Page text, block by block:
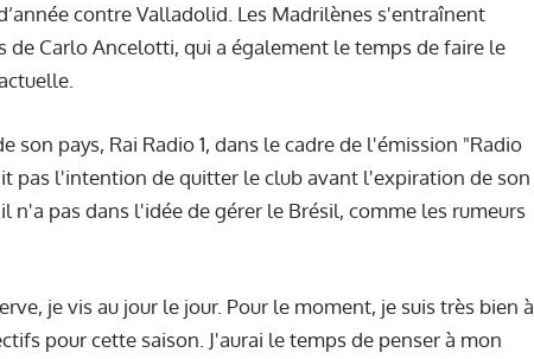
contre Valladolid. Les Madrilènes s'entraînent
de Carlo Ancelotti, qui a également le temps de faire le
son pays, Rai Radio 1, dans le cadre de l'émission "Radio
pas l'intention de quitter le club avant l'expiration de son
n'a pas dans l'idée de gérer le Brésil, comme les rumeurs
je vis au jour le jour. Pour le moment, je suis très bien à
pour cette saison. J'aurai le temps de penser à mon